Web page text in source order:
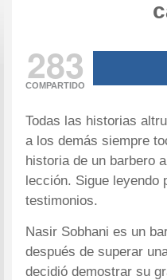
283
COMPARTIDO
Todas las historias
a los demás siempre
historia de un barbero
lección. Sigue leyendo
testimonios.
Nasir Sobhani es un
después de superar
decidió demostrar su